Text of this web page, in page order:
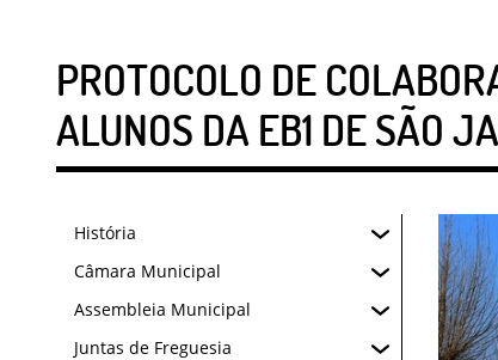
PROTOCOLO DE
ALUNOS DA EB1 DE SÃO
História
Câmara Municipal
Assembleia Municipal
Juntas de Freguesia